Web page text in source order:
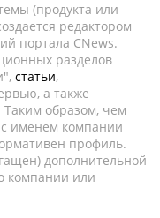
(продукта или
редактором
портала CNews.
разделов
статьи,
а также
Таким образом, чем
именем компании
профиль.
дополнительной
компании или